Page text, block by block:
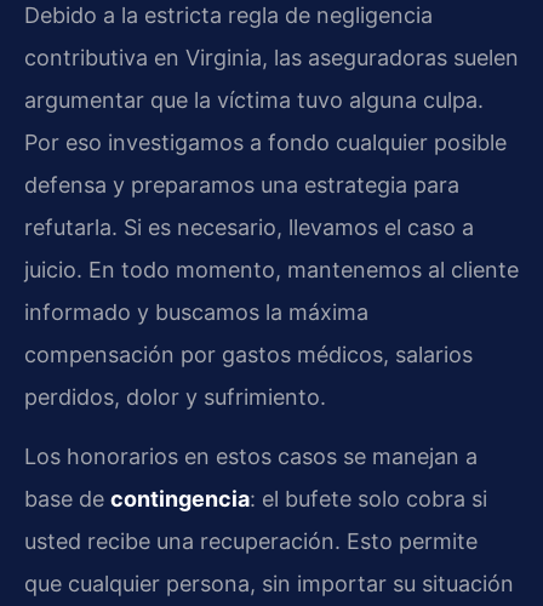
Debido a la estricta regla de negligencia
contributiva en Virginia, las aseguradoras suelen
argumentar que la víctima tuvo alguna culpa.
Por eso investigamos a fondo cualquier posible
defensa y preparamos una estrategia para
refutarla. Si es necesario, llevamos el caso a
juicio. En todo momento, mantenemos al cliente
informado y buscamos la máxima
compensación por gastos médicos, salarios
perdidos, dolor y sufrimiento.
Los honorarios en estos casos se manejan a
base de contingencia: el bufete solo cobra si
usted recibe una recuperación. Esto permite
que cualquier persona, sin importar su situación